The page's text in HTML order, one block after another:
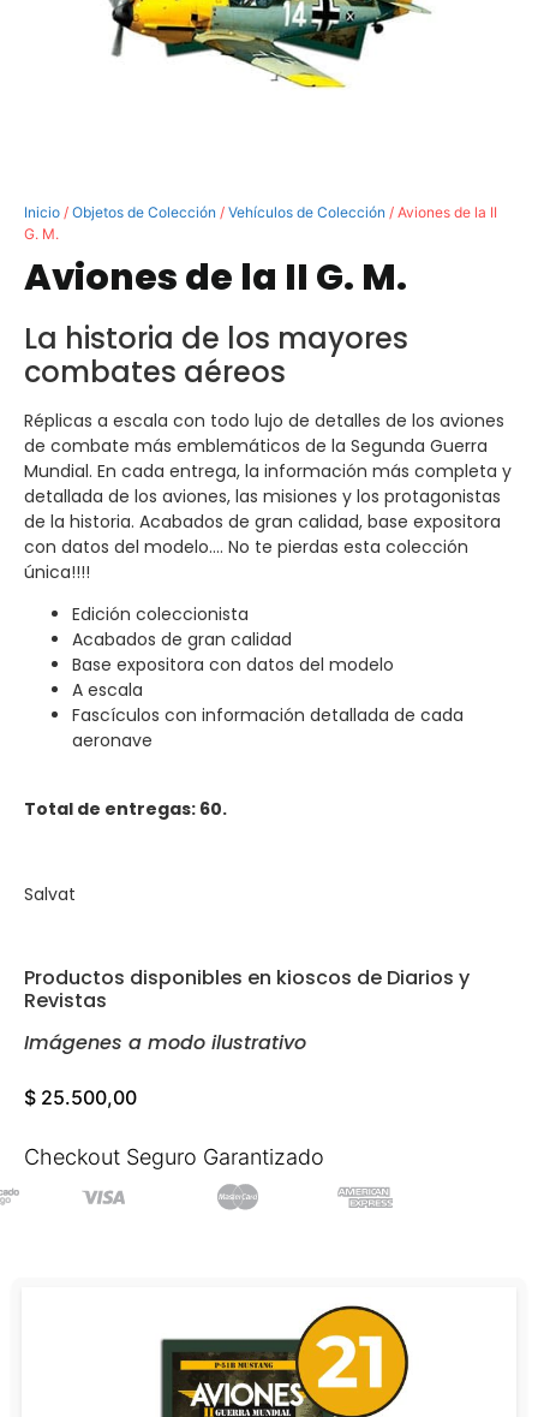
Inicio / Objetos de Colección / Vehículos de Colección / Aviones de la II
G. M.
Aviones de la II G. M.
La historia de los mayores
combates aéreos
Réplicas a escala con todo lujo de detalles de los aviones
de combate más emblemáticos de la Segunda Guerra
Mundial. En cada entrega, la información más completa y
detallada de los aviones, las misiones y los protagonistas
de la historia. Acabados de gran calidad, base expositora
con datos del modelo…. No te pierdas esta colección
única!!!!
Edición coleccionista
Acabados de gran calidad
Base expositora con datos del modelo
A escala
Fascículos con información detallada de cada
aeronave
Total de entregas: 60.
Salvat
Productos disponibles en kioscos de Diarios y
Revistas
Imágenes a modo ilustrativo
$ 25.500,00
Checkout Seguro Garantizado